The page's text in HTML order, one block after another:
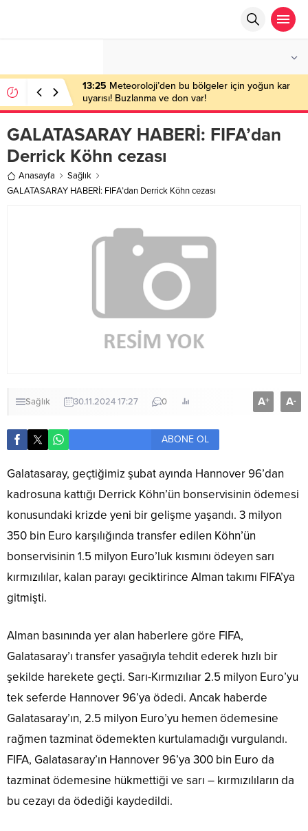
13:25 Meteoroloji’den bu bölgeler için yoğun kar
uyarısı! Buzlanma ve don var!
GALATASARAY HABERİ: FIFA’dan
Derrick Köhn cezası
Anasayfa
Sağlık
GALATASARAY HABERİ: FIFA’dan Derrick Köhn cezası
Sağlık 30.11.2024 17:27 0 A+ A-
ABONE OL
Galatasaray, geçtiğimiz şubat ayında Hannover 96’dan
kadrosuna kattığı Derrick Köhn’ün bonservisinin ödemesi
konusundaki krizde yeni bir gelişme yaşandı. 3 milyon
350 bin Euro karşılığında transfer edilen Köhn’ün
bonservisinin 1.5 milyon Euro’luk kısmını ödeyen sarı
kırmızılılar, kalan parayı geciktirince Alman takımı FIFA’ya
gitmişti.
Alman basınında yer alan haberlere göre FIFA,
Galatasaray’ı transfer yasağıyla tehdit ederek hızlı bir
şekilde harekete geçti. Sarı-Kırmızılıar 2.5 milyon Euro’yu
tek seferde Hannover 96’ya ödedi. Ancak haberde
Galatasaray’ın, 2.5 milyon Euro’yu hemen ödemesine
rağmen tazminat ödemekten kurtulamadığı vurgulandı.
FIFA, Galatasaray’ın Hannover 96’ya 300 bin Euro da
tazminat ödemesine hükmettiği ve sarı – kırmızılıların da
bu cezayı da ödediği kaydedildi.